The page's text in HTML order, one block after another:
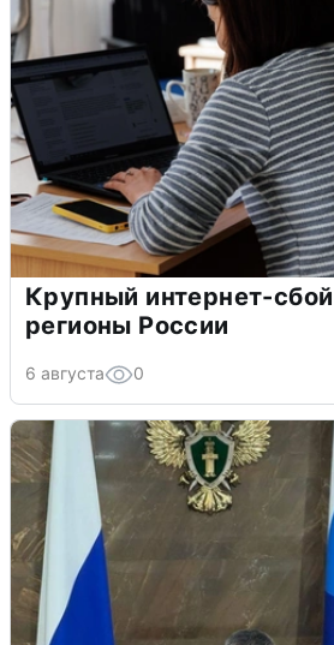
Крупный интернет-
регионы России
6 августа 0